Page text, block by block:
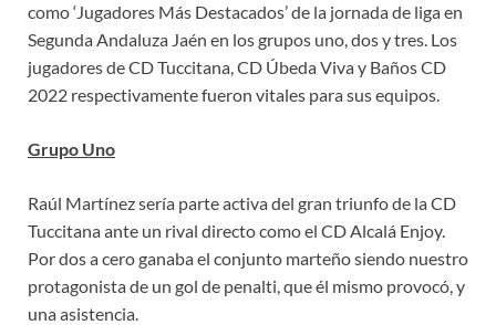
como ‘Jugadores Más Destacados’ de la jornada de liga en
Segunda Andaluza Jaén en los grupos uno, dos y tres. Los
jugadores de CD Tuccitana, CD Úbeda Viva y Baños CD
2022 respectivamente fueron vitales para sus equipos.
Grupo Uno
Raúl Martínez sería parte activa del gran triunfo de la CD
Tuccitana ante un rival directo como el CD Alcalá Enjoy.
Por dos a cero ganaba el conjunto marteño siendo nuestro
protagonista de un gol de penalti, que él mismo provocó, y
una asistencia.